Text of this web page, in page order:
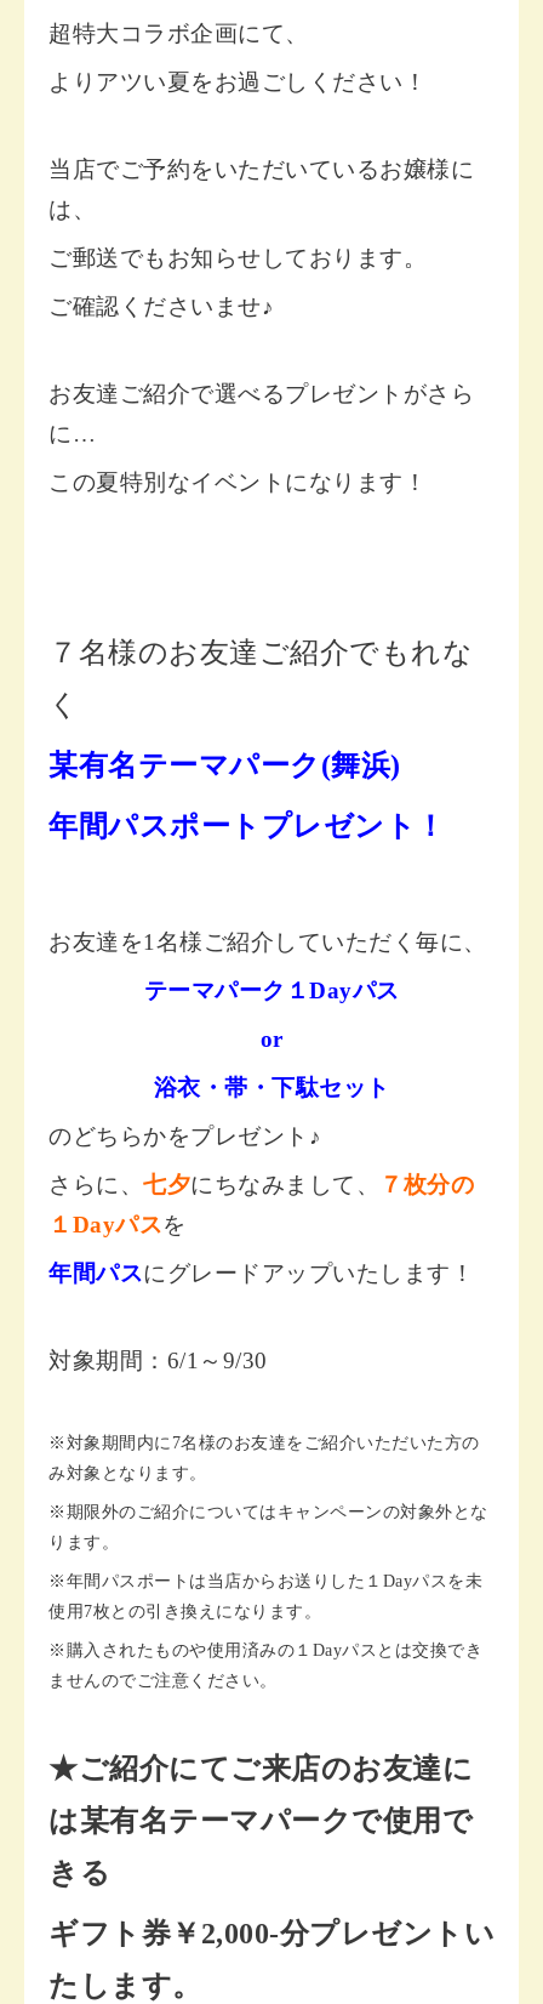
超特大コラボ企画にて、
よりアツい夏をお過ごしください！
当店でご予約をいただいているお嬢様に
は、
ご郵送でもお知らせしております。
ご確認くださいませ♪
お友達ご紹介で選べるプレゼントがさら
に…
この夏特別なイベントになります！
７名様のお友達ご紹介でもれな
く
某有名テーマパーク(舞浜)
年間パスポートプレゼント！
お友達を1名様ご紹介していただく毎に、
テーマパーク１Dayパス
or
浴衣・帯・下駄セット
のどちらかをプレゼント♪
さらに、 七夕にちなみまして、
７枚分の
１Dayパスを
年間パスにグレードアップいたします！
対象期間：6/1～9/30
※対象期間内に7名様のお友達をご紹介いただいた方の
み対象となります。
※期限外のご紹介についてはキャンペーンの対象外とな
ります。
※年間パスポートは当店からお送りした１Dayパスを未
使用7枚との引き換えになります。
※購入されたものや使用済みの１Dayパスとは交換でき
ませんのでご注意ください。
★ご紹介にてご来店のお友達に
は某有名テーマパークで使用で
きる
ギフト券￥2,000-分プレゼントい
たします。